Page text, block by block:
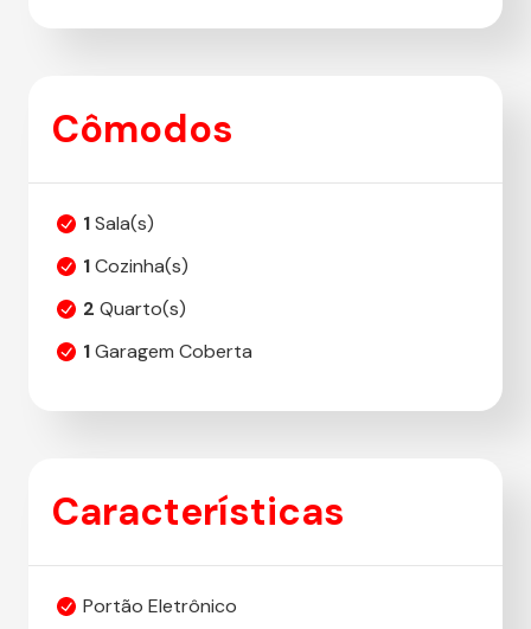
Cômodos
1Sala(s)
1Cozinha(s)
2 Quarto(s)
1Garagem Coberta
Características
Portão Eletrônico